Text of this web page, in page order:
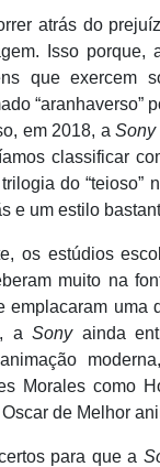
atrás do
Isso
que exercem
em 2018, aSony
classificar
do “teioso”
e um estilo
os estúdios
muito na
emplacaram uma
aSonyainda
Morales como
de Melhor
para que a